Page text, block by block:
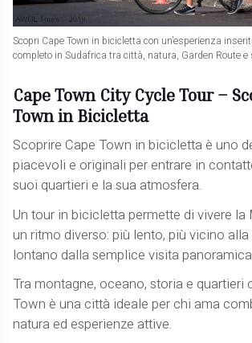
Scopri Cape Town in bicicletta con un’esperienza
completo in Sudafrica tra città, natura, Garden Route e
Cape Town City Cycle Tour –
Town in Bicicletta
Scoprire Cape Town in bicicletta è uno
piacevoli e originali per entrare in
suoi quartieri e la sua atmosfera.
Un tour in bicicletta permette di vivere la
un ritmo diverso: più lento, più vicino
lontano dalla semplice visita
Tra montagne, oceano, storia e quartieri
Town è una città ideale per chi ama
natura ed esperienze attive.